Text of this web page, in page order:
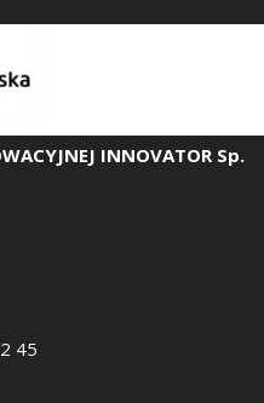
INNOVATOR Sp.
45